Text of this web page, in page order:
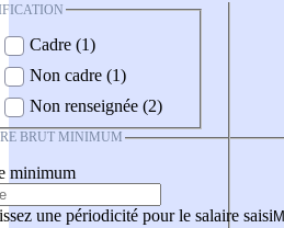
Cadre (1)
Non cadre (1)
Non renseignée (2)
BRUT MINIMUM
minimum
une périodicité pour le salaire saisi